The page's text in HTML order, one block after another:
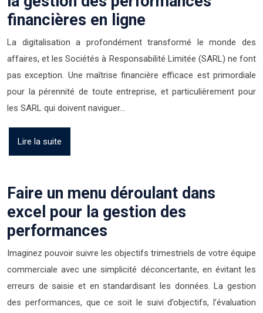
financières en ligne
La digitalisation a profondément transformé le monde des
affaires, et les Sociétés à Responsabilité Limitée (SARL) ne font
pas exception. Une maîtrise financière efficace est primordiale
pour la pérennité de toute entreprise, et particulièrement pour
les SARL qui doivent naviguer…
Lire la suite
Faire un menu déroulant dans
excel pour la gestion des
performances
Imaginez pouvoir suivre les objectifs trimestriels de votre équipe
commerciale avec une simplicité déconcertante, en évitant les
erreurs de saisie et en standardisant les données. La gestion
des performances, que ce soit le suivi d’objectifs, l’évaluation